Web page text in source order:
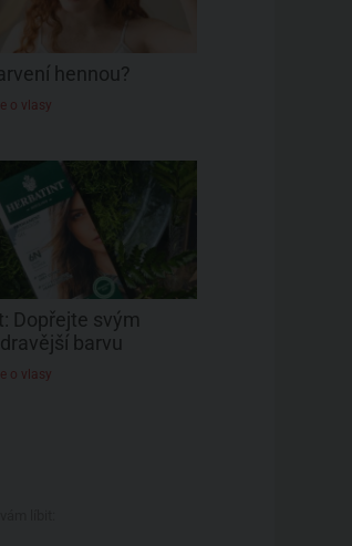
hennou?
o vlasy
Dopřejte svým
barvu
o vlasy